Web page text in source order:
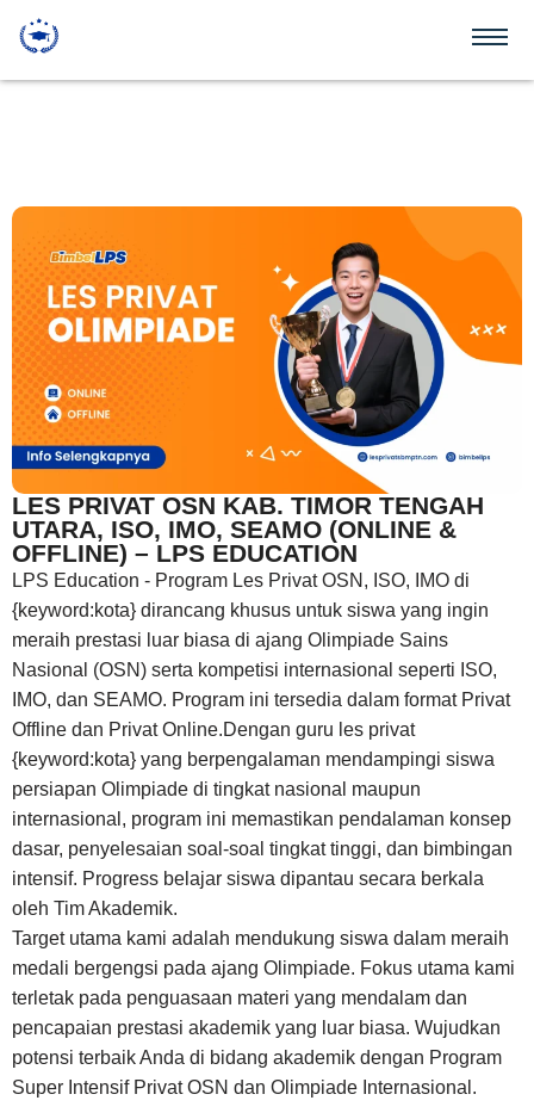
LES PRIVAT OSN KAB. TIMOR TENGAH
UTARA, ISO, IMO, SEAMO (ONLINE &
OFFLINE) – LPS EDUCATION
LPS Education - Program Les Privat OSN, ISO, IMO di
{keyword:kota} dirancang khusus untuk siswa yang ingin
meraih prestasi luar biasa di ajang Olimpiade Sains
Nasional (OSN) serta kompetisi internasional seperti ISO,
IMO, dan SEAMO. Program ini tersedia dalam format Privat
Offline dan Privat Online.Dengan guru les privat
{keyword:kota} yang berpengalaman mendampingi siswa
persiapan Olimpiade di tingkat nasional maupun
internasional, program ini memastikan pendalaman konsep
dasar, penyelesaian soal-soal tingkat tinggi, dan bimbingan
intensif. Progress belajar siswa dipantau secara berkala
oleh Tim Akademik.
Target utama kami adalah mendukung siswa dalam meraih
medali bergengsi pada ajang Olimpiade. Fokus utama kami
terletak pada penguasaan materi yang mendalam dan
pencapaian prestasi akademik yang luar biasa. Wujudkan
potensi terbaik Anda di bidang akademik dengan Program
Super Intensif Privat OSN dan Olimpiade Internasional.